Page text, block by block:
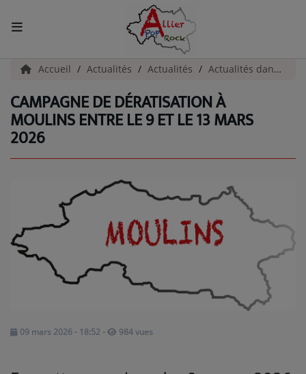
ACCUEIL
Actualités
INFOS - ALLIER
INFOS POP ROCK
La Radio
EMISSIONS
Accueil Actualités Actualités Actualités dans l'Allier
CAMPAGNE DE DÉRATISATION À
MOULINS ENTRE LE 9 ET LE 13 MARS
2026
09 mars 2026 - 18:52 - 984 vues